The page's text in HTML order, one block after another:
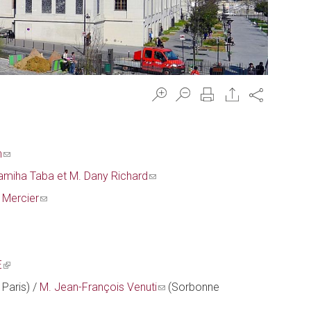
Share
(link
sends
e-
mail)
Taba et M. Dany Richard(link
(link
(link
is
external)
Paris) / M. Jean-François Venuti(link(Sorbonne